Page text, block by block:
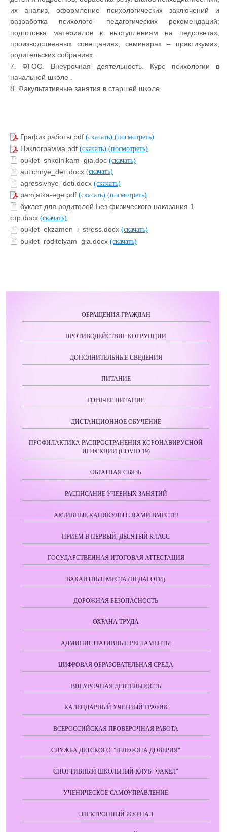
их анализ, оформление психологических заключений и
разработка психолого- педагогических рекомендаций;
подготовка материалов к выступлениям на педсоветах,
производственных совещаниях, семинарах – практикумах,
родительских собраниях.
7. ФГОС. Внеурочная деятельность. Курс психологии в
начальной школе .
8. Факультативные занятия в старшей школе
График работы.pdf (скачать) (посмотреть)
Циклограмма.pdf (скачать) (посмотреть)
buklet_shkolnikam_gia.doc (скачать)
autichnye_deti.docx (скачать)
agressivnye_deti.docx (скачать)
pamjatka-ege.pdf (скачать) (посмотреть)
буклет для родителей Без физического наказания 1
стр.docx (скачать)
buklet_ekzamen_i_stress.docx (скачать)
buklet_roditelyam_gia.docx (скачать)
ОБРАЩЕНИЯ ГРАЖДАН
ПРОТИВОДЕЙСТВИЕ КОРРУПЦИИ
ДОПОЛНИТЕЛЬНЫЕ СВЕДЕНИЯ
ПИТАНИЕ
ГОРЯЧЕЕ ПИТАНИЕ
ДИСТАНЦИОННОЕ ОБУЧЕНИЕ
ПРОФИЛАКТИКА РАСПРОСТРАНЕНИЯ КОРОНАВИРУСНОЙ
ИНФЕКЦИИ (COVID 19)
ОБРАТНАЯ СВЯЗЬ
РАСПИСАНИЕ УЧЕБНЫХ ЗАНЯТИЙ
АКТИВНЫЕ КАНИКУЛЫ С НАМИ ВМЕСТЕ!
ПРИЕМ В ПЕРВЫЙ, ДЕСЯТЫЙ КЛАСС
ГОСУДАРСТВЕННАЯ ИТОГОВАЯ АТТЕСТАЦИЯ
ВАКАНТНЫЕ МЕСТА (ПЕДАГОГИ)
ДОРОЖНАЯ БЕЗОПАСНОСТЬ
ОХРАНА ТРУДА
АДМИНИСТРАТИВНЫЕ РЕГЛАМЕНТЫ
ЦИФРОВАЯ ОБРАЗОВАТЕЛЬНАЯ СРЕДА
ВНЕУРОЧНАЯ ДЕЯТЕЛЬНОСТЬ
КАЛЕНДАРНЫЙ УЧЕБНЫЙ ГРАФИК
ВСЕРОССИЙСКАЯ ПРОВЕРОЧНАЯ РАБОТА
СЛУЖБА ДЕТСКОГО "ТЕЛЕФОНА ДОВЕРИЯ"
СПОРТИВНЫЙ ШКОЛЬНЫЙ КЛУБ "ФАКЕЛ"
УЧЕНИЧЕСКОЕ САМОУПРАВЛЕНИЕ
ЭЛЕКТРОННЫЙ ЖУРНАЛ